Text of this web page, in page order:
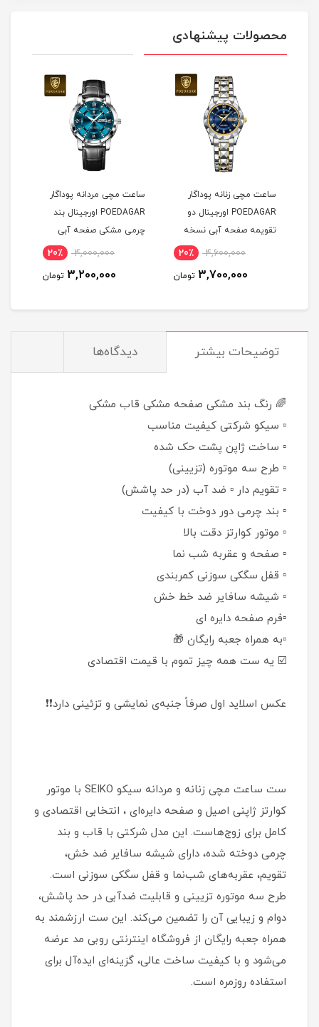
محصولات پیشنهادی
ساعت مچی زنانه پوداگار
POEDAGAR اورجينال دو
تقويمه صفحه آبی نسخه
4,600,000 20٪
3,700,000 تومان
ساعت مچی مردانه پوداگار
POEDAGAR اورجينال بند
چرمی مشکی صفحه آبی
نسخه اروپايی4,000,000 20٪
3,200,000 تومان
توضيحات بيشتر دیدگاه‌ها
🌈 رنگ بند مشکی صفحه مشکی قاب مشکی
▫️ سیکو شرکتی کیفیت مناسب
▫️ ساخت ژاپن پشت حک شده
▫️ طرح سه موتوره (تزیینی)
▫️ تقویم دار ▫️ ضد آب (در حد پاشش)
▫️ بند چرمی دور دوخت با کیفیت
▫️ موتور کوارتز دقت بالا
▫️ صفحه و عقربه شب نما
▫️ قفل سگکی سوزنی کمربندی
▫️ شیشه سافایر ضد خط خش
▫️فرم صفحه دایره ای
▫️به همراه جعبه رایگان 🎁
☑️ یه ست همه چیز تموم با قیمت اقتصادی
عکس اسلاید اول صرفاً جنبه‌ی نمایشی و تزئینی دارد❗️❗️
ست ساعت مچی زنانه و مردانه سیکو SEIKO با موتور
کوارتز ژاپنی اصیل و صفحه دایره‌ای ، انتخابی اقتصادی و
کامل برای زوج‌هاست. این مدل شرکتی با قاب و بند
چرمی دوخته شده، دارای شیشه سافایر ضد خش،
تقویم، عقربه‌های شب‌نما و قفل سگکی سوزنی است.
طرح سه موتوره تزیینی و قابلیت ضدآبی در حد پاشش،
دوام و زیبایی آن را تضمین می‌کند. این ست ارزشمند به
همراه جعبه رایگان از فروشگاه اینترنتی روبی مد عرضه
می‌شود و با کیفیت ساخت عالی، گزینه‌ای ایده‌آل برای
استفاده روزمره است.